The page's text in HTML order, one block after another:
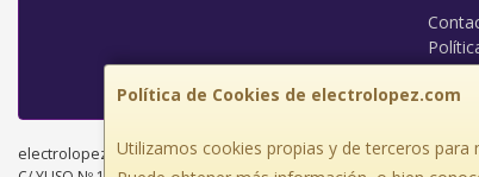
Política de Cookies de electrolopez.com
Utilizamos cookies propias y de terceros para
electrolopez.com © 2026